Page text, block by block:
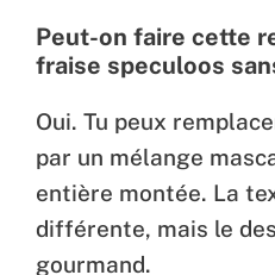
Peut-on faire cette
fraise speculoos
Oui. Tu peux
par un mélange
entière montée. La
différente, mais le
gourmand.